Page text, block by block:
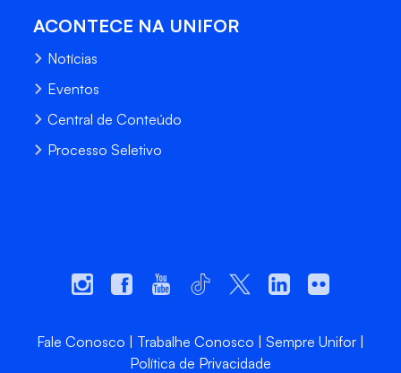
ACONTECE NA UNIFOR
Notícias
Eventos
Central de Conteúdo
Processo Seletivo
Fale Conosco Trabalhe Conosco
Sempre Unifor
Política de Privacidade